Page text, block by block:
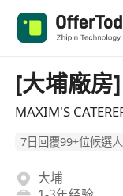
[大埔廠房
MAXIM'S
7日回覆99+位候選人
大埔